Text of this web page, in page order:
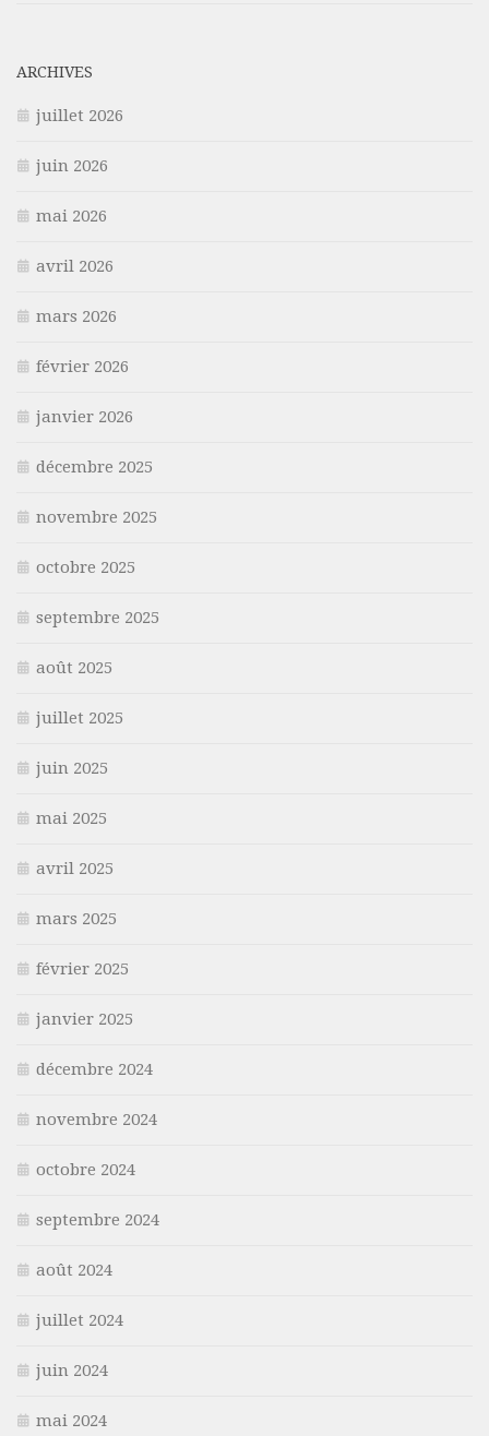
ARCHIVES
juillet 2026
juin 2026
mai 2026
avril 2026
mars 2026
février 2026
janvier 2026
décembre 2025
novembre 2025
octobre 2025
septembre 2025
août 2025
juillet 2025
juin 2025
mai 2025
avril 2025
mars 2025
février 2025
janvier 2025
décembre 2024
novembre 2024
octobre 2024
septembre 2024
août 2024
juillet 2024
juin 2024
mai 2024